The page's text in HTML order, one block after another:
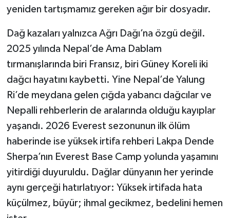
yeniden tartışmamız gereken ağır bir dosyadır.
Dağ kazaları yalnızca Ağrı Dağı’na özgü değil.
2025 yılında Nepal’de Ama Dablam
tırmanışlarında biri Fransız, biri Güney Koreli iki
dağcı hayatını kaybetti. Yine Nepal’de Yalung
Ri’de meydana gelen çığda yabancı dağcılar ve
Nepalli rehberlerin de aralarında olduğu kayıplar
yaşandı. 2026 Everest sezonunun ilk ölüm
haberinde ise yüksek irtifa rehberi Lakpa Dende
Sherpa’nın Everest Base Camp yolunda yaşamını
yitirdiği duyuruldu. Dağlar dünyanın her yerinde
aynı gerçeği hatırlatıyor: Yüksek irtifada hata
küçülmez, büyür; ihmal gecikmez, bedelini hemen